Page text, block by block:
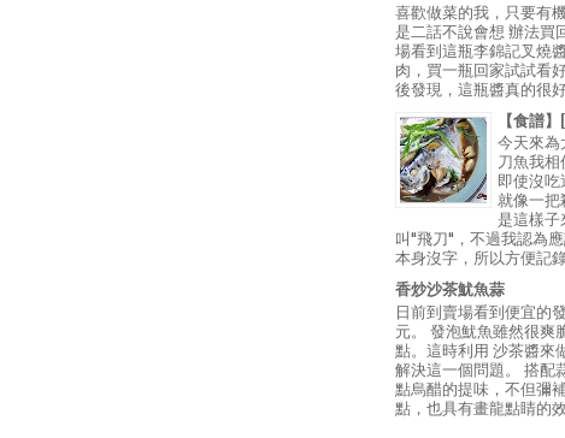
喜歡做菜的我，只要有
是二話不說會想 辦法買
場看到這瓶李錦記叉燒
肉，買一瓶回家試試看
後發現，這瓶醬真的很
【食譜
今天來為
刀魚我相
即使沒
就像一把
是這樣
叫"飛刀"，不過我認為
本身沒字，所以方便記錄
香炒沙茶魷魚蒜
日前到賣場看到便宜的
元。 發泡魷魚雖然很爽
點。這時利用 沙茶醬來
解決這一個問題。 搭配
點烏醋的提味，不但彌
點，也具有畫龍點睛的效